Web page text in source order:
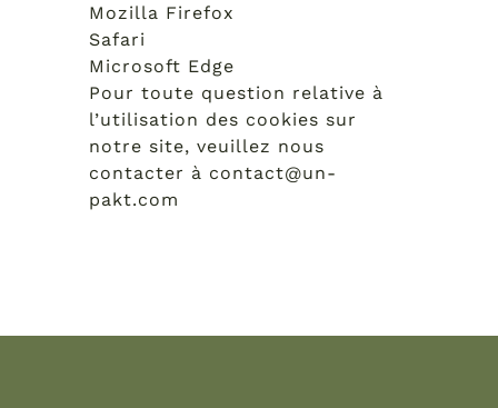
Mozilla Firefox
Safari
Microsoft Edge
Pour toute question relative à
l’utilisation des cookies sur
notre site, veuillez nous
contacter à contact@un-
pakt.com